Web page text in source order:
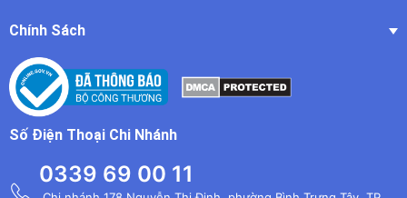
Chính Sách
Số Điện Thoại Chi Nhánh
0339 69 00 11